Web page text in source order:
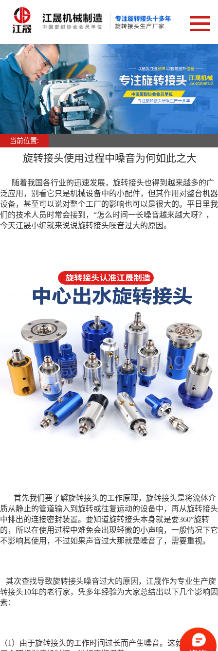
网站首页
旋转接头
高速旋转接头
高压高速间隙密封旋转接头
机床液压工装夹具旋转接头
多工位分流阀旋转接头
开卷机卷取机旋转接头
高压多通路旋转接头
不锈钢回转接头
高压清洗设备旋转接头
多通路中央回转旋转接头
清洗机旋转接头
钢铁冶金行业用旋转接头
密封叠环/金属软管/管道补偿器
其他
电滑环
视频中心
新闻资讯
公司新闻
技术资料
常见问答
当前位置:
旋转接头使用过程中噪音为何如此之大
随着我国各行业的迅速发展， 旋转接头也得到越来越多的广
泛应用，别看它只是机械设备中的小配件，但其作用对整台机器
设备，甚至可以说对整个工厂的影响也可以是很大的。平日里我
们的技术人员时常会接到，“怎么时间一长噪音越来越大呀？，
今天江晟小编就来说说旋转接头噪音过大的原因。
首先我们要了解旋转接头的工作原理，旋转接头是将流体介
质从静止的管道输入到旋转或往复运动的设备中，再从旋转接头
中排出的连接密封装置。要知道旋转接头本身就是要360°旋转
的，所以在使用过程中难免会出现轻微的小声响，一般情况下它
不影响其使用，不过如果声音过大那就是噪音了，需要重视。
其次查找导致旋转接头噪音过大的原因，江晟作为专业生产旋
转接头10年的老行家，凭多年经验为大家总结出以下几个影响因
素：
（1）由于旋转接头的工作时间过长而产生噪音。这就需要主机